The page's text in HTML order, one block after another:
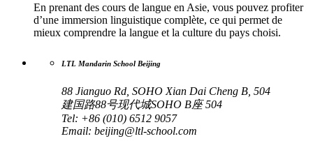
En prenant des cours de langue en Asie, vous pouvez profiter
d’une immersion linguistique complète, ce qui permet de
mieux comprendre la langue et la culture du pays choisi.
LTL Mandarin School Beijing
88 Jianguo Rd, SOHO Xian Dai Cheng B, 504
建国路88号现代城SOHO B座 504
Tel: +86 (010) 6512 9057
Email: beijing@ltl-school.com